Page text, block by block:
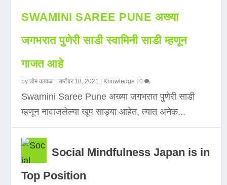
SWAMINI SAREE PUNE अख्या
जगभरात पुणेरी साडी स्वामिनी साडी म्हणून
गाजत आहे
byडोम कावळा |सप्टेंबर 18, 2021 Knowledge |0
Swamini Saree Pune अख्या जगभरात पुणेरी साडी
म्हणून नावाजलेल्या खूप साड्या आहेत, त्यात अनेक...
Social Mindfulness Japan is in
Top Position